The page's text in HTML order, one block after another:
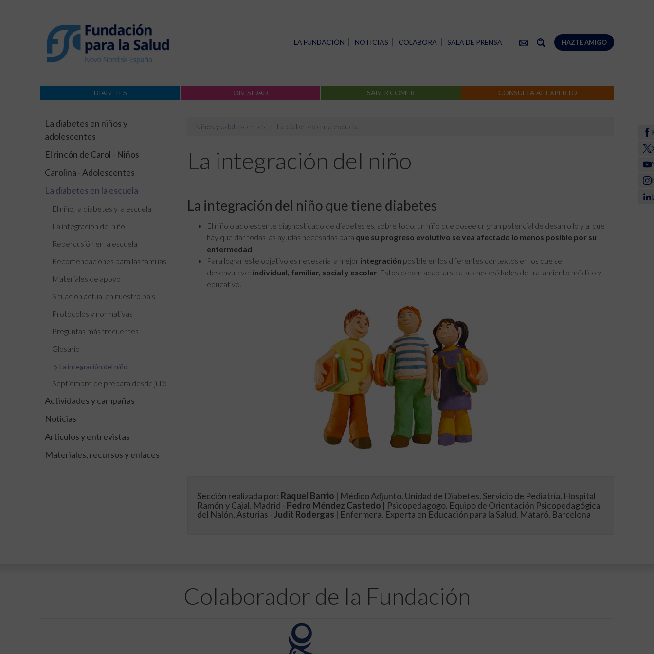
HAZTE AMIGO
LA FUNDACIÓN NOTICIAS COLABORA SALA DE PRENSA
DIABETES OBESIDAD SABER COMER CONSULTA AL EXPERTO
La diabetes en niños y
adolescentes
El rincón de Carol - Niños
Carolina - Adolescentes
La diabetes en la escuela
El niño, la diabetes y la escuela
La integración del niño
Repercusión en la escuela
Recomendaciones para las familias
Materiales de apoyo
Situación actual en nuestro país
Protocolos y normativas
Preguntas más frecuentes
Glosario
La integración del niño
Septiembre de prepara desde julio
Actividades y campañas
Noticias
Artículos y entrevistas
Materiales, recursos y enlaces
Niños y adolescentes La diabetes en la escuela
La integración del niño
La integración del niño que tiene diabetes
El niño o adolescente diagnosticado de diabetes es, sobre todo, un niño que posee un gran potencial de desarrollo y al que
hay que dar todas las ayudas necesarias para que su progreso evolutivo se vea afectado lo menos posible por su
enfermedad.
Para lograr este objetivo es necesaria la mejor integración posible en los diferentes contextos en los que se
desenvuelve: individual, familiar, social y escolar. Estos deben adaptarse a sus necesidades de tratamiento médico y
educativo.
Sección realizada por: Raquel Barrio | Médico Adjunto. Unidad de Diabetes. Servicio de Pediatría. Hospital
Ramón y Cajal. Madrid - Pedro Méndez Castedo | Psicopedagogo. Equipo de Orientación Psicopedagógica
del Nalón. Asturias -Judit Rodergas | Enfermera. Experta en Educación para la Salud. Mataró. Barcelona
Colaborador de la Fundación